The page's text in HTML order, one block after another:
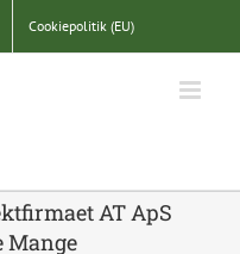
Cookiepolitik (EU)
AT ApS
Mange